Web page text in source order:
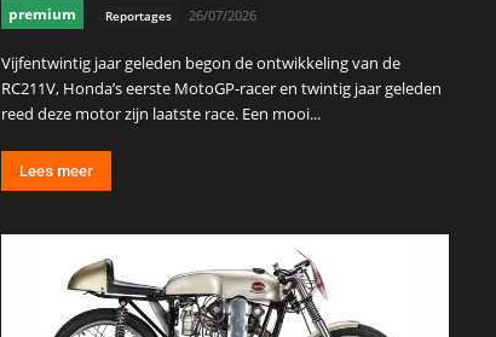
premium Reportages 26/07/2026
Vijfentwintig jaar geleden begon de ontwikkeling van de
RC211V, Honda’s eerste MotoGP-racer en twintig jaar geleden
reed deze motor zijn laatste race. Een mooi...
Lees meer